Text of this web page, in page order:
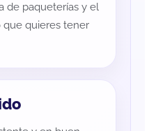
de paqueterías y el
quieres tener